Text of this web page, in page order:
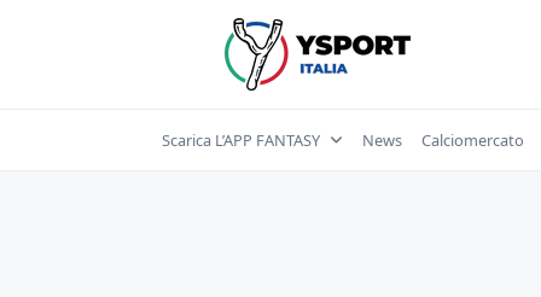
Scarica L’APP FANTASY News Calciomercato